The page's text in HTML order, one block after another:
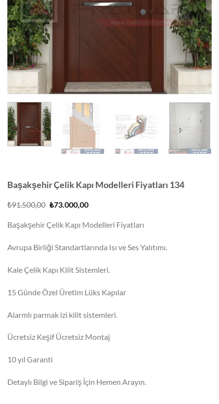
Başakşehir Çelik Kapı Modelleri Fiyatları 134
₺91.500,00 Orijinal
₺73.000,00Şu
₺73.000,00.
Başakşehir Çelik Kapı Modelleri Fiyatları
Avrupa Birliği Standartlarında Isı ve Ses Yalıtımı.
Kale Çelik Kapı Kilit Sistemleri.
15 Günde Özel Üretim Lüks Kapılar
Alarmlı parmak izi kilit sistemleri.
Ücretsiz Keşif Ücretsiz Montaj
10 yıl Garanti
Detaylı Bilgi ve Sipariş İçin Hemen Arayın.